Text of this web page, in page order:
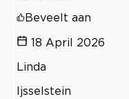
Beveelt aan
18 April 2026
Linda
Ijsselstein